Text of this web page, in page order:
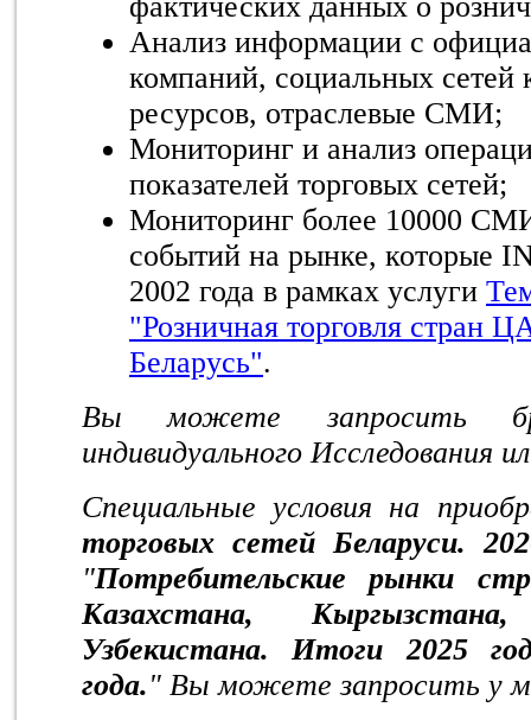
Анализ информации с
компаний, социальных сетей
ресурсов, отраслевые СМИ;
Мониторинг и анализ
показателей торговых сетей;
Мониторинг более 10000
событий на рынке, которые
2002 года в рамках услуги
"Розничная торговля стран
Беларусь".
Вы можете запросить
индивидуального Исследования
Специальные условия на
торговых сетей Беларуси.
"Потребительские рынки
Казахстана,
Узбекистана. Итоги 2025
года." Вы можете запросить у